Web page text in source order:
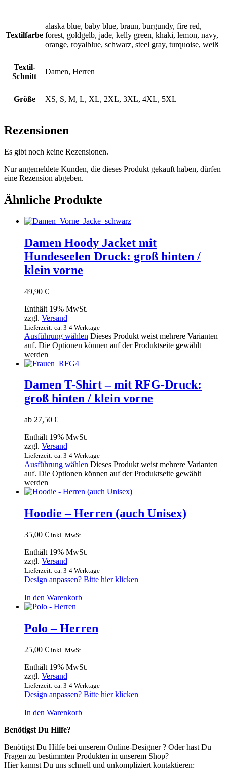
Textilfarbe
alaska blue, baby blue, braun, burgundy, fire red,
forest, goldgelb, jade, kelly green, khaki, lemon, navy,
orange, royalblue, schwarz, steel gray, turquoise, weiß
Textil-
Schnitt
Damen, Herren
Größe XS, S, M, L, XL, 2XL, 3XL, 4XL, 5XL
Rezensionen
Es gibt noch keine Rezensionen.
Nur angemeldete Kunden, die dieses Produkt gekauft haben, dürfen
eine Rezension abgeben.
Ähnliche Produkte
Damen Hoody Jacket mit
Hundeseelen Druck: groß hinten /
klein vorne
49,90 €
Enthält 19% MwSt.
zzgl. Versand
Lieferzeit: ca. 3-4 Werktage
Ausführung wählen Dieses Produkt weist mehrere Varianten
auf. Die Optionen können auf der Produktseite gewählt
werden
Damen T-Shirt – mit RFG-Druck:
groß hinten / klein vorne
ab 27,50 €
Enthält 19% MwSt.
zzgl. Versand
Lieferzeit: ca. 3-4 Werktage
Ausführung wählen Dieses Produkt weist mehrere Varianten
auf. Die Optionen können auf der Produktseite gewählt
werden
Hoodie – Herren (auch Unisex)
35,00 € inkl. MwSt
Enthält 19% MwSt.
zzgl. Versand
Lieferzeit: ca. 3-4 Werktage
Design anpassen? Bitte hier klicken
In den Warenkorb
Polo – Herren
25,00 € inkl. MwSt
Enthält 19% MwSt.
zzgl. Versand
Lieferzeit: ca. 3-4 Werktage
Design anpassen? Bitte hier klicken
In den Warenkorb
Benötigst Du Hilfe?
Benötigst Du Hilfe bei unserem Online-Designer ? Oder hast Du
Fragen zu bestimmten Produkten in unserem Shop?
Hier kannst Du uns schnell und unkompliziert kontaktieren: